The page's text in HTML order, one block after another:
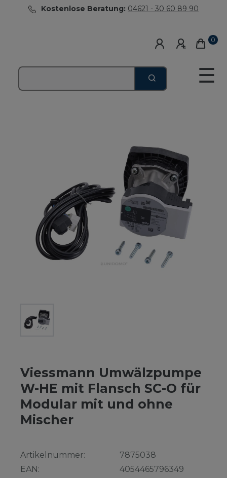
Kostenlose Beratung: 04621 - 30 60 89 90
0
☰
Viessmann Umwälzpumpe
W-HE mit Flansch SC-O für
Modular mit und ohne
Mischer
Artikelnummer:
EAN:
7875038
4054465796349